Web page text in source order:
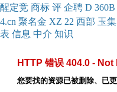
醒定竞 商标 评 企聘 D 360B
4.cn 聚名金 XZ 22 西部 玉集
表 信息 中介 知识